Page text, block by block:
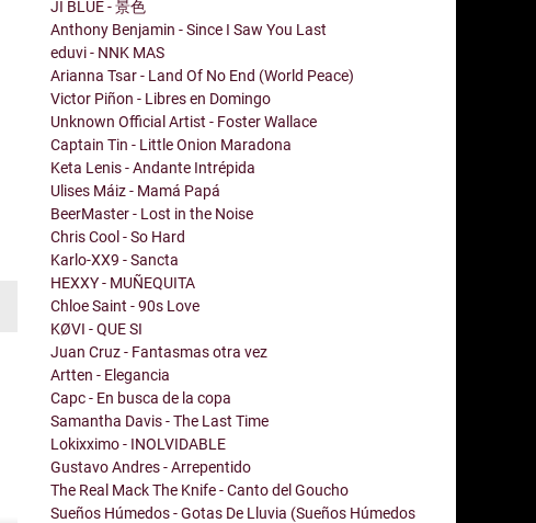
JI BLUE - 景色
Anthony Benjamin - Since I Saw You Last
eduvi - NNK MAS
Arianna Tsar - Land Of No End (World Peace)
Victor Piñon - Libres en Domingo
Unknown Official Artist - Foster Wallace
Captain Tin - Little Onion Maradona
Keta Lenis - Andante Intrépida
Ulises Máiz - Mamá Papá
BeerMaster - Lost in the Noise
Chris Cool - So Hard
Karlo-XX9 - Sancta
HEXXY - MUÑEQUITA
Chloe Saint - 90s Love
KØVI - QUE SI
Juan Cruz - Fantasmas otra vez
Artten - Elegancia
Capc - En busca de la copa
Samantha Davis - The Last Time
Lokixximo - INOLVIDABLE
Gustavo Andres - Arrepentido
The Real Mack The Knife - Canto del Goucho
Sueños Húmedos - Gotas De Lluvia (Sueños Húmedos